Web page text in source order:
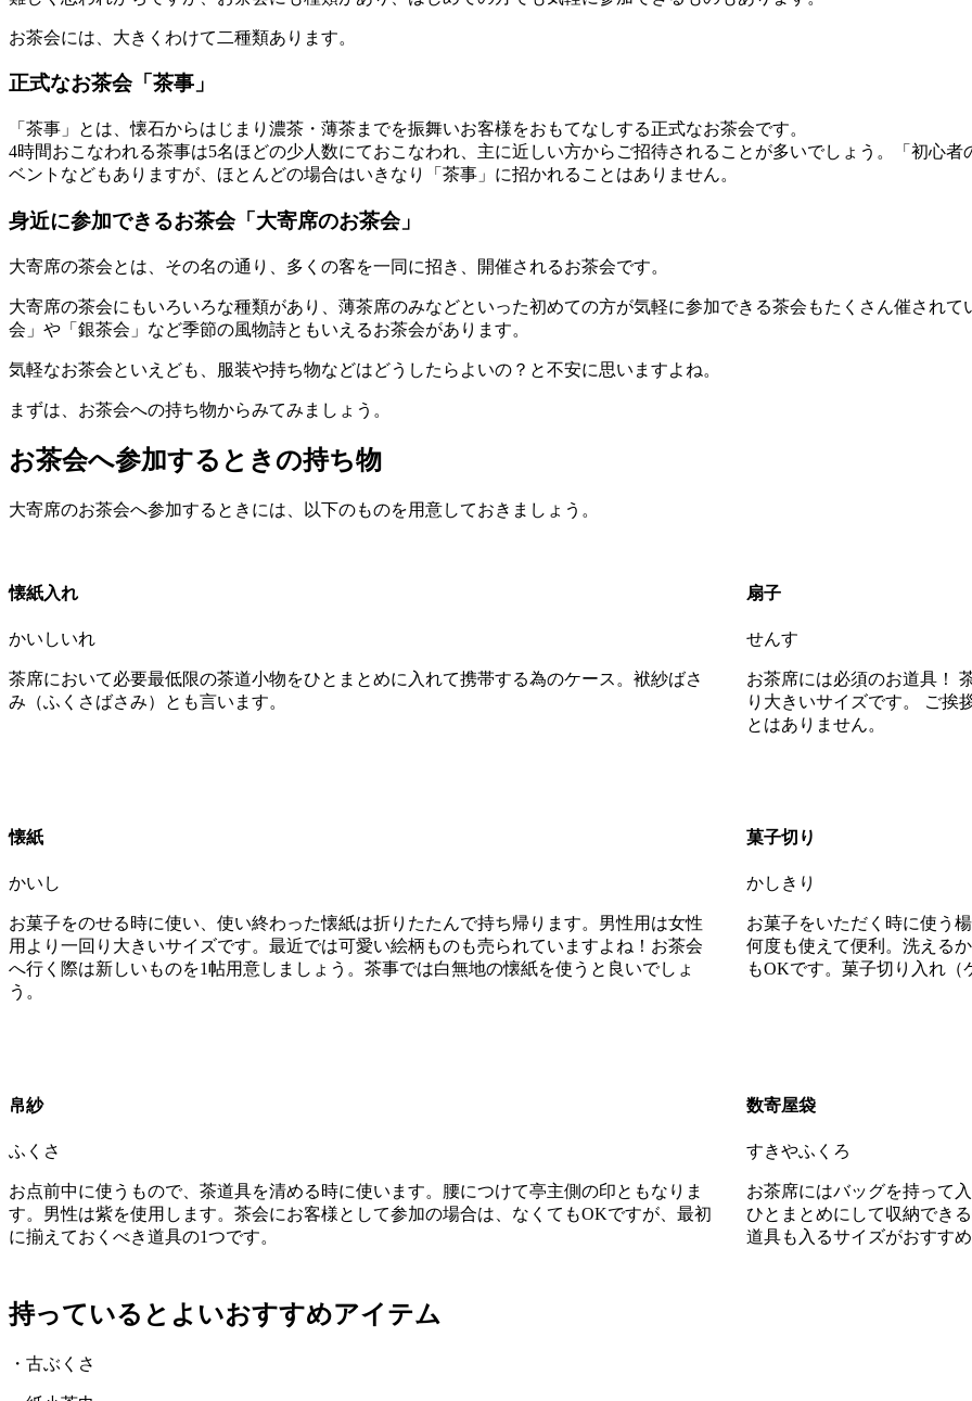
お茶会には、大きくわけて二種類あります。
正式なお茶会「茶事」
「茶事」とは、懐石からはじまり濃茶・薄茶までを振舞いお客様をおもてなしする正式なお茶会です。
4時間おこなわれる茶事は5名ほどの少人数にておこなわれ、主に近しい方からご招待されることが多いでしょう。「初心
ベントなどもありますが、ほとんどの場合はいきなり「茶事」に招かれることはありません。
身近に参加できるお茶会「大寄席のお茶会」
大寄席の茶会とは、その名の通り、多くの客を一同に招き、開催されるお茶会です。
大寄席の茶会にもいろいろな種類があり、薄茶席のみなどといった初めての方が気軽に参加できる茶会もたくさん催され
会」や「銀茶会」など季節の風物詩ともいえるお茶会があります。
気軽なお茶会といえども、服装や持ち物などはどうしたらよいの？と不安に思いますよね。
まずは、お茶会への持ち物からみてみましょう。
お茶会へ参加するときの持ち物
大寄席のお茶会へ参加するときには、以下のものを用意しておきましょう。
懐紙入れ
かいしいれ
茶席において必要最低限の茶道小物をひとまとめに入れて携帯する為のケース。袱紗ばさ
み（ふくさばさみ）とも言います。
扇子
せんす
お茶席には必須のお道具！
り大きいサイズです。 ご挨
とはありません。
懐紙
かいし
お菓子をのせる時に使い、使い終わった懐紙は折りたたんで持ち帰ります。男性用は女性
用より一回り大きいサイズです。最近では可愛い絵柄ものも売られていますよね！お茶会
へ行く際は新しいものを1帖用意しましょう。茶事では白無地の懐紙を使うと良いでしょ
う。
菓子切り
かしきり
お菓子をいただく時に使う
何度も使えて便利。洗える
もOKです。菓子切り入れ（
帛紗
ふくさ
お点前中に使うもので、茶道具を清める時に使います。腰につけて亭主側の印ともなりま
す。男性は紫を使用します。茶会にお客様として参加の場合は、なくてもOKですが、最初
に揃えておくべき道具の1つです。
数寄屋袋
すきやふくろ
お茶席にはバッグを持って
ひとまとめにして収納でき
道具も入るサイズがおすすめ
持っているとよいおすすめアイテム
・古ぶくさ